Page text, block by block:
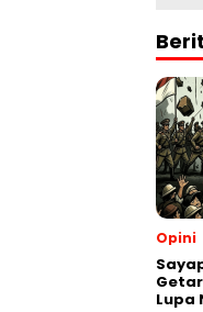
Opini
Lupa